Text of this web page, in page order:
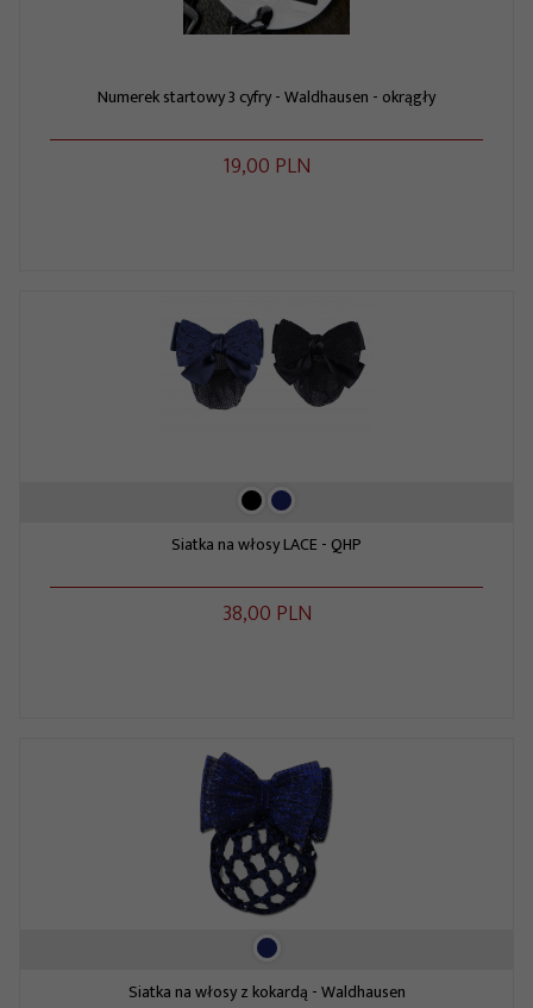
Numerek startowy 3 cyfry - Waldhausen - okrągły
19,00 PLN
Siatka na włosy LACE - QHP
38,00 PLN
Siatka na włosy z kokardą - Waldhausen